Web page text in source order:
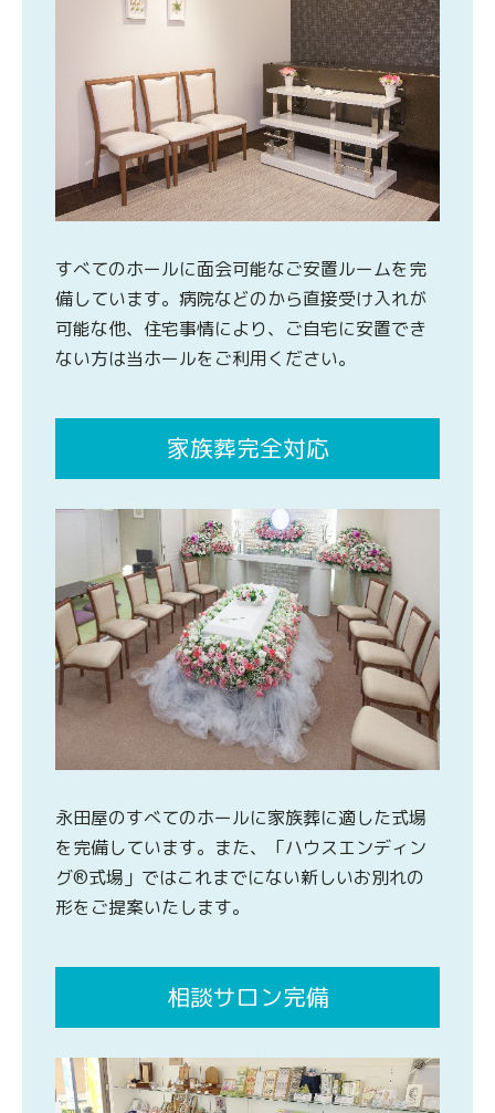
すべてのホールに面会可能なご安置ルームを完
備しています。病院などのから直接受け入れが
可能な他、住宅事情により、ご自宅に安置でき
ない方は当ホールをご利用ください。
家族葬完全対応
永田屋のすべてのホールに家族葬に適した式場
を完備しています。また、「ハウスエンディン
グ®式場」ではこれまでにない新しいお別れの
形をご提案いたします。
相談サロン完備